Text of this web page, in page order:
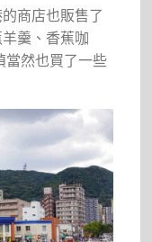
商店也販售了
羹、香蕉咖
當然也買了一些